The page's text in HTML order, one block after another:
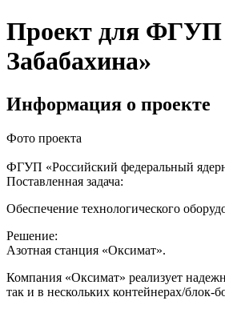
Проект для ФГУП
Забабахина»
Информация о проекте
Фото проекта
ФГУП «Российский федеральный
Поставленная задача:
Обеспечение технологического
Решение:
Азотная станция «Оксимат».
Компания «Оксимат» реализует
так и в нескольких контейнерах/блок-